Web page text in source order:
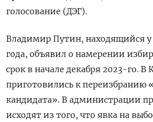
голосование (ДЭГ).
Владимир Путин, находящийся у
года, объявил о намерении
срок в начале декабря 2023-го. В
приготовились к переизбранию
кандидата». В администрации
исходят из того, что явка на